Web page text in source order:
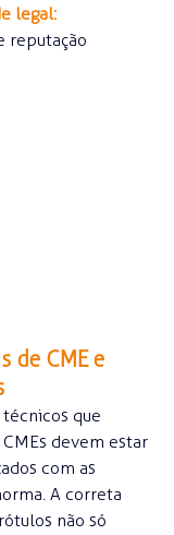
legal:
reputação
de CME e
que
devem estar
com as
A correta
não só